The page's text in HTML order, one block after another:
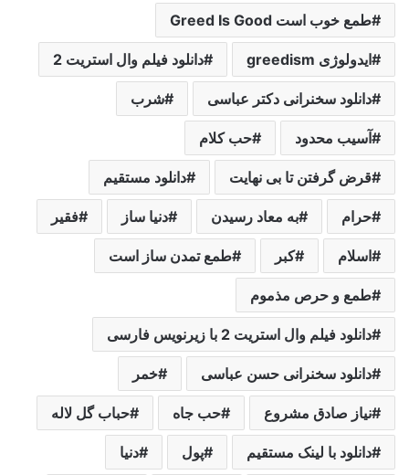
طمع خوب است Greed Is Good
ایدولوژی greedism دانلود فیلم وال استریت 2
دانلود سخنرانی دکتر عباسی شرب
آسیب محدود حب کلام
قرض گرفتن تا بی نهایت دانلود مستقیم
حرام به معاد رسیدن دنیا ساز فقیر
اسلام کبر طمع تمدن ساز است
طمع و حرص مذموم
دانلود فیلم وال استریت 2 با زیرنویس فارسی
دانلود سخنرانی حسن عباسی خمر
نیاز صادق مشروع حب جاه حباب گل لاله
دانلود با لینک مستقیم پول دنیا